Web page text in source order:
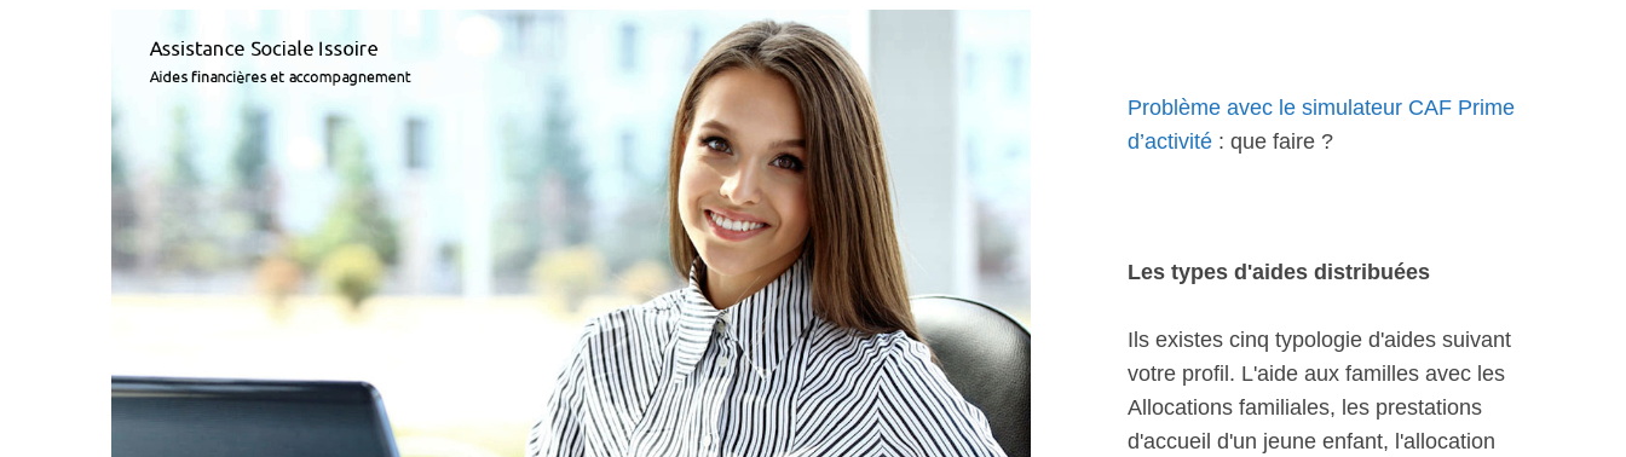
Problème avec le simulateur CAF Prime
d’activité : que faire ?
Les types d'aides distribuées
Ils existes cinq typologie d'aides suivant
votre profil. L'aide aux familles avec les
Allocations familiales, les prestations
d'accueil d'un jeune enfant, l'allocation